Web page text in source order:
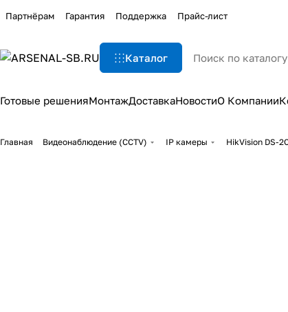
Партнёрам Гарантия Поддержка Прайс-лист
Каталог
Готовые решенияМонтажДоставкаНовостиО Компании
Главная Видеонаблюдение (CCTV) IP камеры HikVision DS-